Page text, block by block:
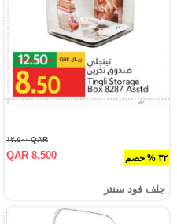
٣٢ % خصم
QAR ١٢.٥٠٠
QAR 8.500
جلف فود سنتر